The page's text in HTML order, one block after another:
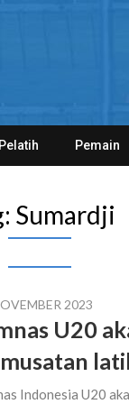
Pelatih Pemain
Sumardji
2023
U20
Indonesia U20